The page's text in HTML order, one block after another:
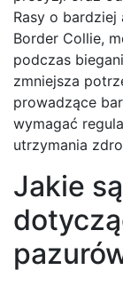
Rasy o
Border Collie,
podczas
zmniejsza
prowadzące
wymagać
utrzymania
Jakie